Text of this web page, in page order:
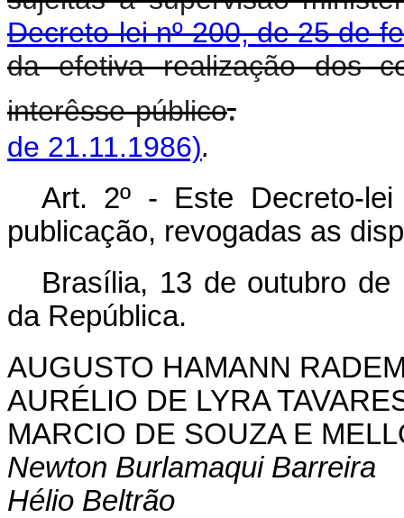
Decreto-lei nº 200, de 25 de
da efetiva realização dos
interêsse público.
de 21.11.1986).
Art. 2º - Este Decreto-
publicação, revogadas as
Brasília, 13 de outubro de
da República.
AUGUSTO HAMANN
AURÉLIO DE LYRA
MARCIO DE SOUZA E
Newton Burlamaqui Barreira
Hélio Beltrão